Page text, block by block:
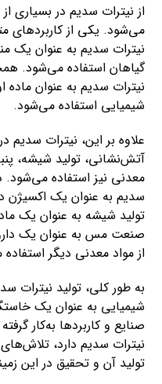
از نیترات سدیم در بسیاری
می‌شود. یکی از کاربردهای
نیترات سدیم به عنوان یک
گیاهان استفاده می‌شود.
نیترات سدیم به عنوان ماده
شیمیایی استفاده می‌شود.
علاوه بر این، نیترات
آتش‌نشانی، تولید شیشه،
معدنی نیز استفاده
سدیم به عنوان یک اکسیژن
تولید شیشه به عنوان یک
صنعت مس به عنوان یک
از مواد معدنی دیگر
به طور کلی، تولید نیترات
شیمیایی به عنوان یک
صنایع و کاربردها به‌کار
نیترات سدیم دارد،
تولید آن و تحقیق در این